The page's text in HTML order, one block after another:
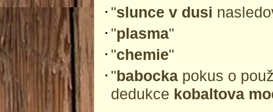
"slunce v dusi
"plasma"
"chemie"
"babocka pokus o
dedukce kobaltova